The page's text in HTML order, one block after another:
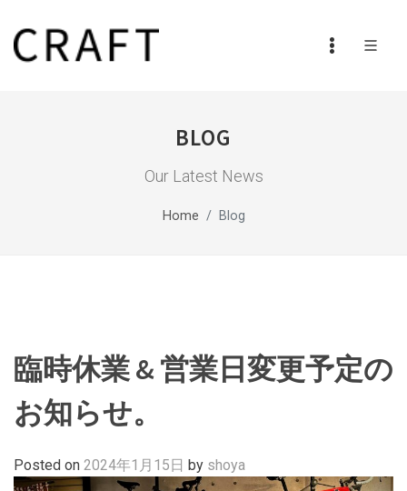
BLOG
Our Latest News
Home Blog
臨時休業 & 営業日変更予定の
お知らせ。
Posted on 2024年1月15日 by shoya